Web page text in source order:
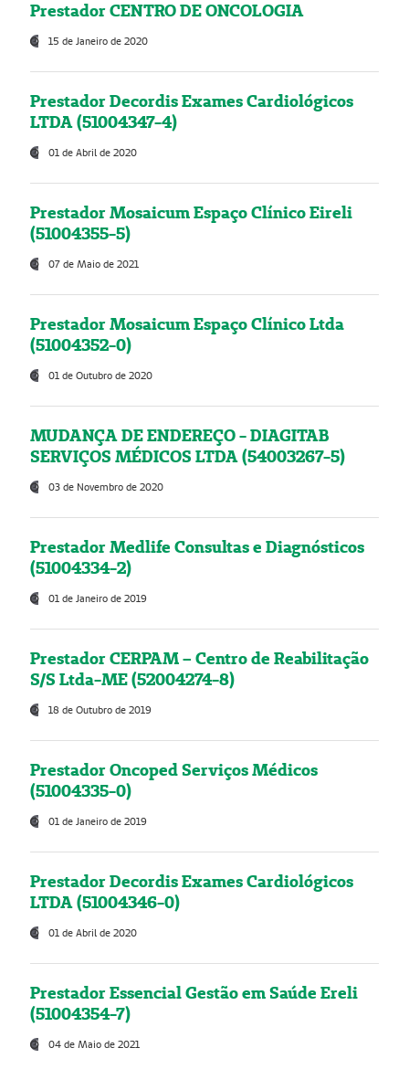
Prestador CENTRO DE ONCOLOGIA
15 de Janeiro de 2020
Prestador Decordis Exames Cardiológicos
LTDA (51004347-4)
01 de Abril de 2020
Prestador Mosaicum Espaço Clínico Eireli
(51004355-5)
07 de Maio de 2021
Prestador Mosaicum Espaço Clínico Ltda
(51004352-0)
01 de Outubro de 2020
MUDANÇA DE ENDEREÇO - DIAGITAB
SERVIÇOS MÉDICOS LTDA (54003267-5)
03 de Novembro de 2020
Prestador Medlife Consultas e Diagnósticos
(51004334-2)
01 de Janeiro de 2019
Prestador CERPAM – Centro de Reabilitação
S/S Ltda-ME (52004274-8)
18 de Outubro de 2019
Prestador Oncoped Serviços Médicos
(51004335-0)
01 de Janeiro de 2019
Prestador Decordis Exames Cardiológicos
LTDA (51004346-0)
01 de Abril de 2020
Prestador Essencial Gestão em Saúde Ereli
(51004354-7)
04 de Maio de 2021